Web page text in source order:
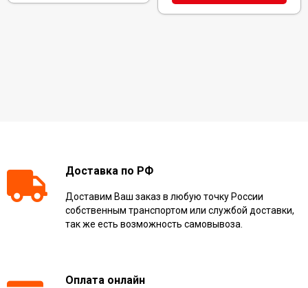
Доставка по РФ
Доставим Ваш заказ в любую точку России
собственным транспортом или службой доставки,
так же есть возможность самовывоза.
Оплата онлайн